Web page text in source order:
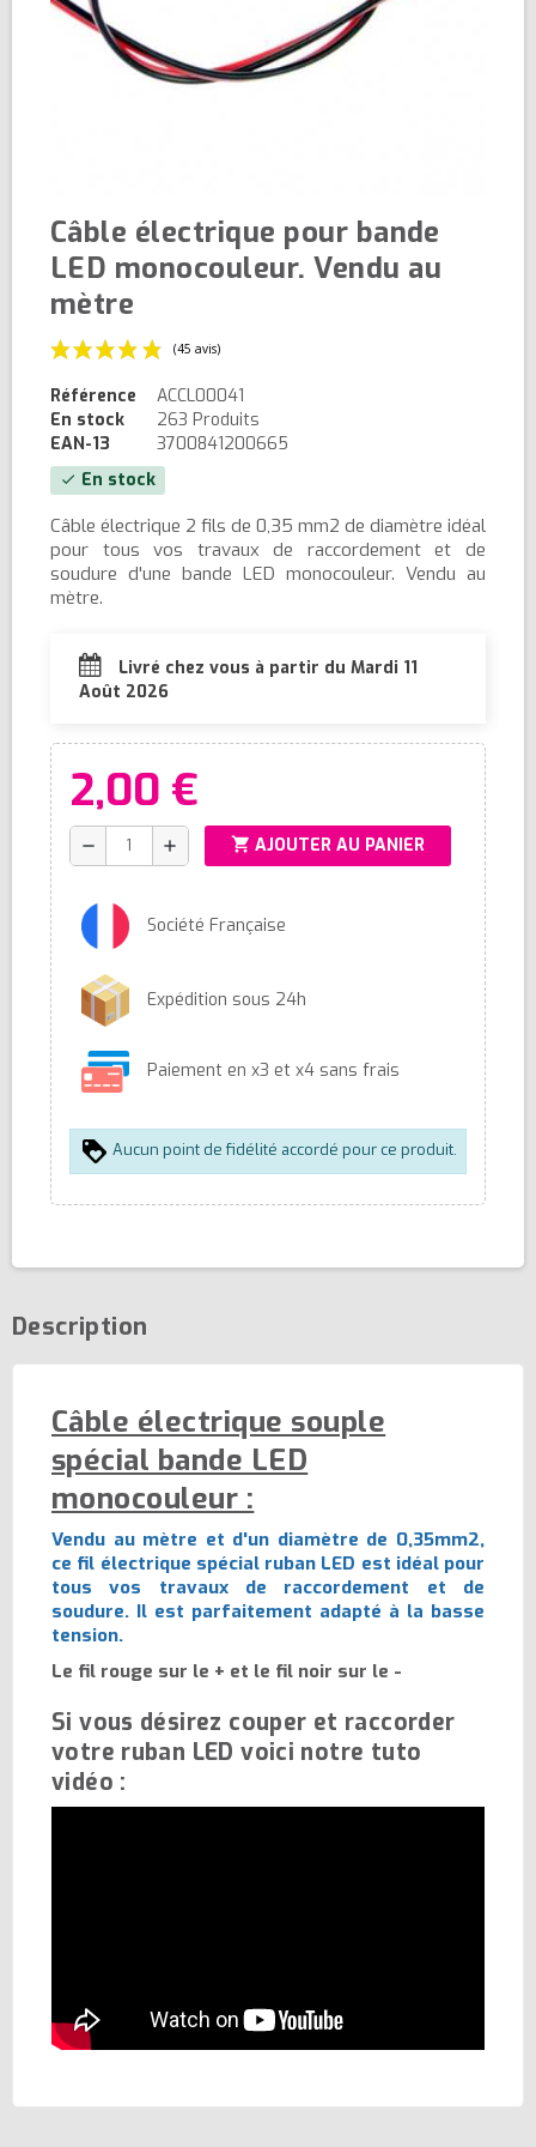
Câble électrique pour bande
LED monocouleur. Vendu au
mètre
Référence
ACCL00041
En stock
263 Produits
EAN-13
3700841200665
check En stock
Câble électrique 2 fils de 0,35 mm2 de diamètre idéal
pour tous vos travaux de raccordement et de
soudure d'une bande LED monocouleur. Vendu au
mètre.
Livré chez vous à partir du Mardi 11
Août 2026
2,00 €
remove add shopping_cart AJOUTER AU PANIER
Société Française
Expédition sous 24h
Paiement en x3 et x4 sans frais
Aucun point de fidélité accordé pour ce produit.
Description
Câble électrique souple
spécial bande LED
monocouleur :
Vendu au mètre et d'un diamètre de 0,35mm2,
ce fil électrique spécial ruban LED est idéal pour
tous vos travaux de raccordement et de
soudure. Il est parfaitement adapté à la basse
tension.
Le fil rouge sur le + et le fil noir sur le -
Si vous désirez couper et raccorder
votre ruban LED voici notre tuto
vidéo :